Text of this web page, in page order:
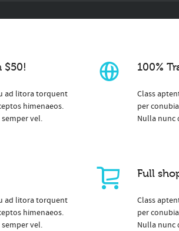
$50!
ad litora torquent
himenaeos.
vel.
ad litora torquent
himenaeos.
vel.
100%
Class
per
Nulla nunc
Full
Class
per
Nulla nunc